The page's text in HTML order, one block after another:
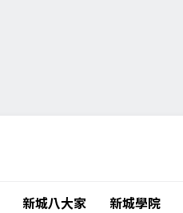
新城八大家 新城學院